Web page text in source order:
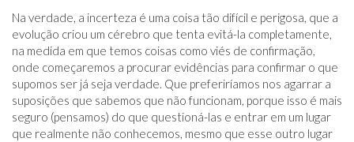
Na verdade, a incerteza é uma coisa tão difícil e perigosa, que a
evolução criou um cérebro que tenta evitá-la completamente,
na medida em que temos coisas como viés de confirmação,
onde começaremos a procurar evidências para confirmar o que
supomos ser já seja verdade. Que preferiríamos nos agarrar a
suposições que sabemos que não funcionam, porque isso é mais
seguro (pensamos) do que questioná-las e entrar em um lugar
que realmente não conhecemos, mesmo que esse outro lugar